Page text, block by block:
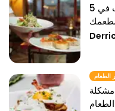
5 استراتيجيات بسيطة للحد من النفايات في
الطعام